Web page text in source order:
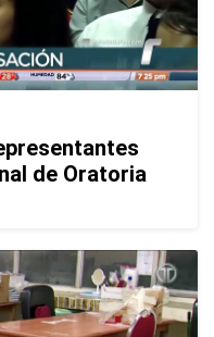
de Oratoria